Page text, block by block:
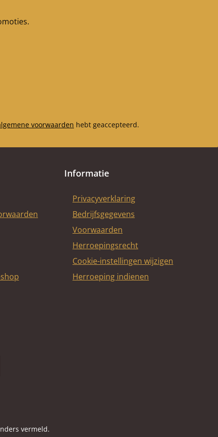
voorwaarden hebt geaccepteerd.
Informatie
Privacyverklaring
Bedrijfsgegevens
Voorwaarden
Herroepingsrecht
Cookie-instellingen wijzigen
Herroeping indienen
vermeld.